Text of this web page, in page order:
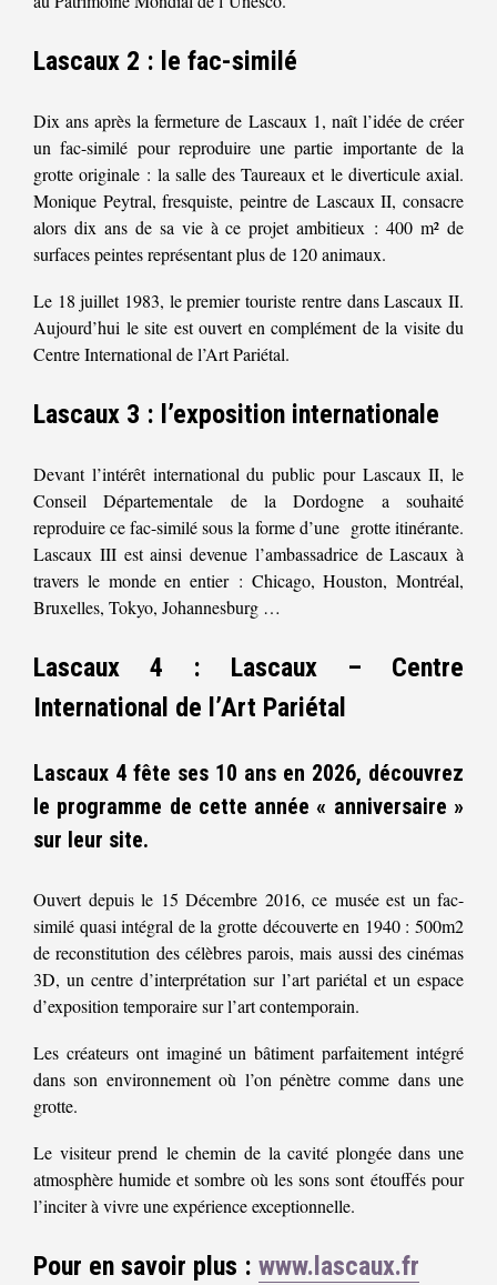
Lascaux 2 : le fac-similé
Dix ans après la fermeture de Lascaux 1, naît l’idée de créer
un fac-similé pour reproduire une partie importante de la
grotte originale : la salle des Taureaux et le diverticule axial.
Monique Peytral, fresquiste, peintre de Lascaux II, consacre
alors dix ans de sa vie à ce projet ambitieux : 400 m² de
surfaces peintes représentant plus de 120 animaux.
Le 18 juillet 1983, le premier touriste rentre dans Lascaux II.
Aujourd’hui le site est ouvert en complément de la visite du
Centre International de l’Art Pariétal.
Lascaux 3 : l’exposition internationale
Devant l’intérêt international du public pour Lascaux II, le
Conseil Départementale de la Dordogne a souhaité
reproduire ce fac-similé sous la forme d’une grotte itinérante.
Lascaux III est ainsi devenue l’ambassadrice de Lascaux à
travers le monde en entier : Chicago, Houston, Montréal,
Bruxelles, Tokyo, Johannesburg …
Lascaux 4 : Lascaux – Centre
International de l’Art Pariétal
Lascaux 4 fête ses 10 ans en 2026, découvrez
le programme de cette année « anniversaire »
sur leur site.
Ouvert depuis le 15 Décembre 2016, ce musée est un fac-
similé quasi intégral de la grotte découverte en 1940 : 500m2
de reconstitution des célèbres parois, mais aussi des cinémas
3D, un centre d’interprétation sur l’art pariétal et un espace
d’exposition temporaire sur l’art contemporain.
Les créateurs ont imaginé un bâtiment parfaitement intégré
dans son environnement où l’on pénètre comme dans une
grotte.
Le visiteur prend le chemin de la cavité plongée dans une
atmosphère humide et sombre où les sons sont étouffés pour
l’inciter à vivre une expérience exceptionnelle.
Pour en savoir plus : www.lascaux.fr